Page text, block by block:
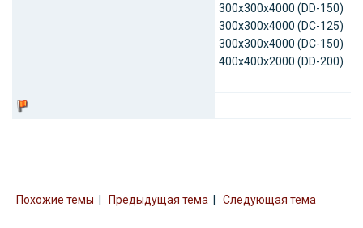
300х300х4000 (DD-150)
300х300х4000 (DC-125)
300х300х4000 (DC-150)
400х400х2000 (DD-200)
Похожие темы Предыдущая тема Следующая тема